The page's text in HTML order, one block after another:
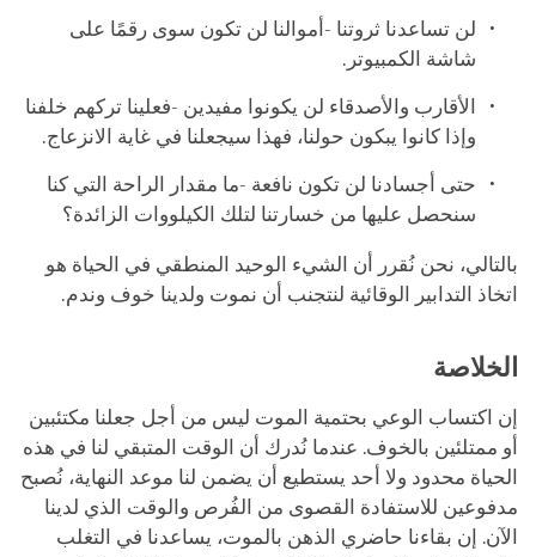
لن تساعدنا ثروتنا -أموالنا لن تكون سوى رقمًا على
شاشة الكمبيوتر.
الأقارب والأصدقاء لن يكونوا مفيدين -فعلينا تركهم خلفنا
وإذا كانوا يبكون حولنا، فهذا سيجعلنا في غاية الانزعاج.
حتى أجسادنا لن تكون نافعة -ما مقدار الراحة التي كنا
سنحصل عليها من خسارتنا لتلك الكيلووات الزائدة؟
بالتالي، نحن نُقرر أن الشيء الوحيد المنطقي في الحياة هو
اتخاذ التدابير الوقائية لنتجنب أن نموت ولدينا خوف وندم.
الخلاصة
إن اكتساب الوعي بحتمية الموت ليس من أجل جعلنا مكتئبين
أو ممتلئين بالخوف. عندما نُدرك أن الوقت المتبقي لنا في هذه
الحياة محدود ولا أحد يستطيع أن يضمن لنا موعد النهاية، نُصبح
مدفوعين للاستفادة القصوى من الفُرص والوقت الذي لدينا
الآن. إن بقاءنا حاضري الذهن بالموت، يساعدنا في التغلب